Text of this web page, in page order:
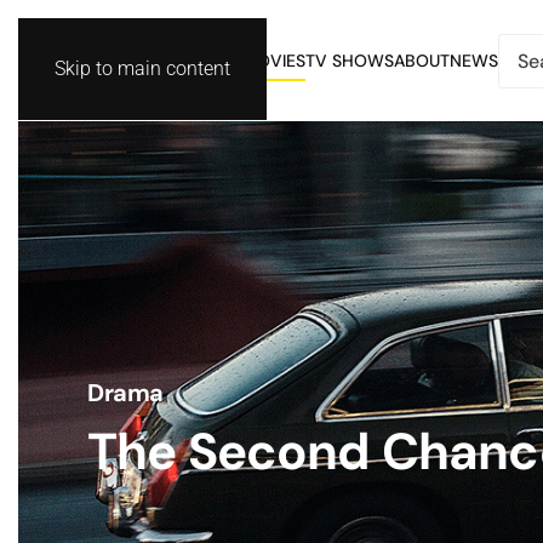
Skip to main content MOVIESTV SHOWSABOUTNEWS
Drama
The Second